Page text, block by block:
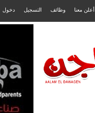
أعلن معنا وظائف التسجيل دخول